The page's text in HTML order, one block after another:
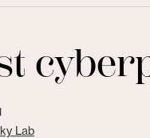
Lab